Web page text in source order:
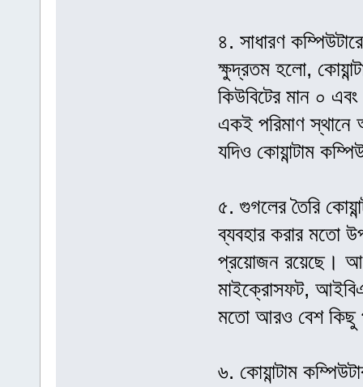
৪. সাধারণ
ক্ষুদ্রতম হলো,
কিউবিটের মান ০
একই পরিমাণ
যদিও কোয়ান্টাম
৫. গুগলের তৈরি
ব্যবহার করার মতো
প্রয়োজন রয়েছে।
মাইক্রোসফট,
মতো আরও বেশ কিছু
৬. কোয়ান্টাম